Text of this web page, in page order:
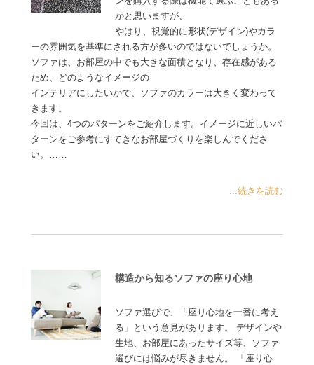
かと思いますが、
やはり、視覚的に形状(デザイン)やカラ
ーの雰囲気を基準にされる方が多いのではないでしょうか。
ソファは、お部屋の中でも大きな面積となり、存在感がある
ため、どのようなイメージの
インテリアにしたいかで、ソファのカラーは大きく変わって
きます。
今回は、4つのパターンをご紹介します。イメージに近しいパ
ターンをご参考にすてきなお部屋づくりを楽しんでくださ
い。……
...続きを読む
構造から知るソファの座り心地
ソファ選びで、「座り心地を一番に考え
る」という意見があります。 デザインや
生地、お部屋にあったサイズ等、ソファ
選びには悩みが尽きません。 「座り心